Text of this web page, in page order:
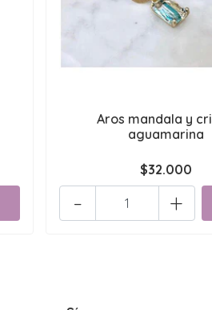
Aros mandala y
aguamarina
$32.000
+
-